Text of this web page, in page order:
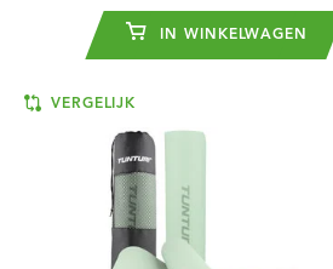
IN WINKELWAGEN
VERGELIJK